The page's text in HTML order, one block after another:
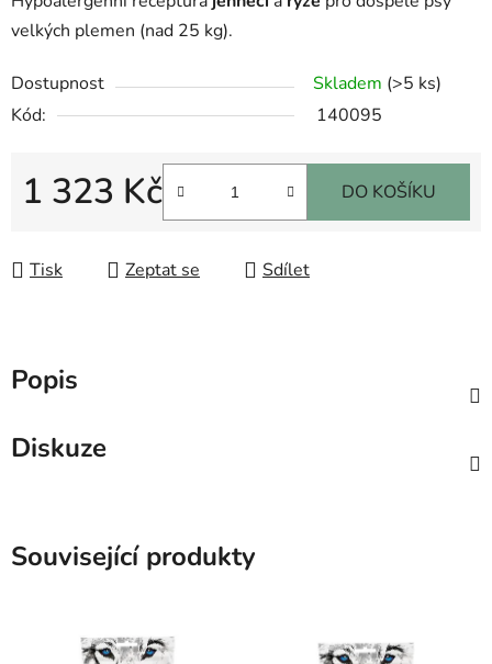
velkých plemen (nad 25 kg).
Dostupnost Skladem (>5 ks)
Kód:
140095
1 323 Kč DO KOŠÍKU
Tisk Zeptat se Sdílet
Popis
Diskuze
Související produkty